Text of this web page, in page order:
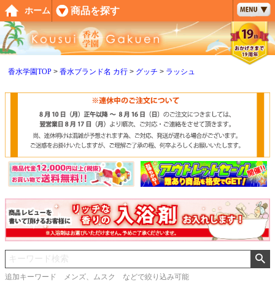
香水学園TOP 香水ブランド名 カ行 グッチ ラッシュ
追加キーワード メンズ、ムスク などで絞り込み可能
ペー
ジト
ップ
へ
ホーム 商品を探す